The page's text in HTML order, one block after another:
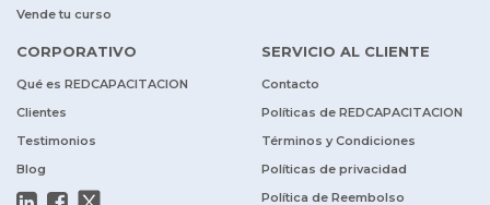
Vende tu curso
CORPORATIVO
Qué es REDCAPACITACION
Clientes
Testimonios
Blog
SERVICIO AL CLIENTE
Contacto
Políticas de REDCAPACITACION
Términos y Condiciones
Políticas de privacidad
Política de Reembolso